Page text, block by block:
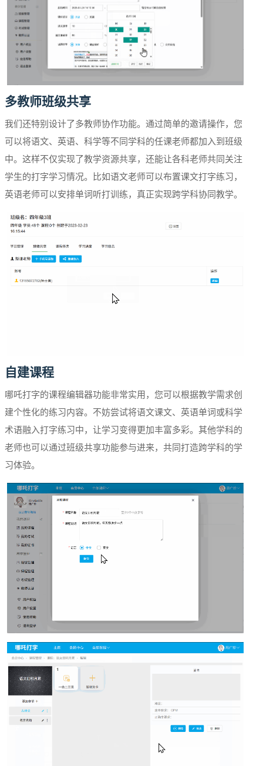
多教师班级共享
我们还特别设计了多教师协作功能。通过简单的邀请操作，您
可以将语文、英语、科学等不同学科的任课老师都加入到班级
中。这样不仅实现了教学资源共享，还能让各科老师共同关注
学生的打字学习情况。比如语文老师可以布置课文打字练习，
英语老师可以安排单词听打训练，真正实现跨学科协同教学。
自建课程
哪吒打字的课程编辑器功能非常实用，您可以根据教学需求创
建个性化的练习内容。不妨尝试将语文课文、英语单词或科学
术语融入打字练习中，让学习变得更加丰富多彩。其他学科的
老师也可以通过班级共享功能参与进来，共同打造跨学科的学
习体验。